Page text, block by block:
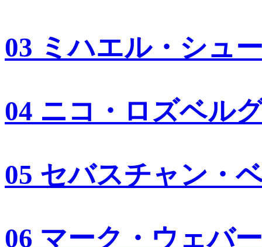
03 ミハエル・シュ
04 ニコ・ロズベル
05 セバスチャン・
06 マーク・ウェバー